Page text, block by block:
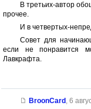
В третьих-автор
прочее.
И в четвертых-
Совет для
если не понравится
Лавкрафта.
BroonCard , 6